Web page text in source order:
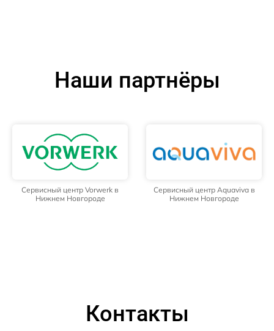
Наши партнёры
Сервисный центр Vorwerk в
Нижнем Новгороде
Сервисный центр Aquaviva в
Нижнем Новгороде
Контакты